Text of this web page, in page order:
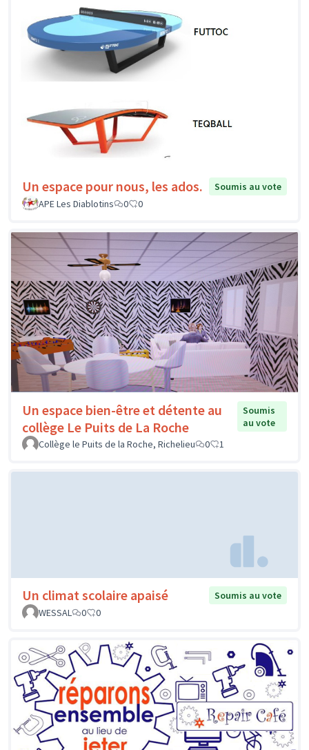
Un espace pour nous, les ados.
Soumis au vote
APE Les Diablotins
0 0
Un espace bien-être et détente au
collège Le Puits de La Roche
Soumis
au vote
Collège le Puits de la Roche, Richelieu
0 1
Un climat scolaire apaisé
Soumis au vote
WESSAL
0 0